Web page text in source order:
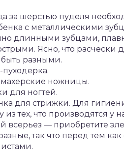
за шерстью пуделя
с металлическими
длинными зубцами,
Ясно, что расчески
разными.
ножницы.
для ногтей.
для стрижки. Для
тех, что производятся у
всерьез — приобретите
так что перед тем как